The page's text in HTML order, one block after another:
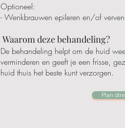
Optioneel:
- Wenkbrauwen epileren en/of
Waarom deze behandeling?
De behandeling helpt om de huid
verminderen en geeft je een frisse,
huid thuis het beste kunt verzorgen.
Plan